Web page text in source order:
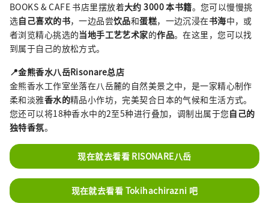
BOOKS & CAFE 书店里摆放着大约 3000 本书籍。您可以慢慢挑
选自己喜欢的书，一边品尝饮品和蛋糕，一边沉浸在书海中，或
者浏览精心挑选的当地手工艺艺术家的作品。在这里，您可以找
到属于自己的放松方式。
📍金熊香水八岳Risonare总店
金熊香水工作室坐落在八岳麓的自然美景之中，是一家精心制作
柔和淡雅香水的精品小作坊，完美契合日本的气候和生活方式。
您还可以将18种香水中的2至5种进行叠加，调制出属于您自己的
独特香氛。
现在就去看看 RISONARE八岳
现在就去看看 Tokihachirazni 吧